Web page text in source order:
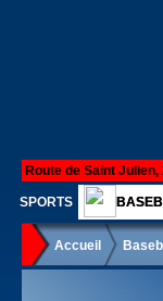
Route de Saint
SPORTS
Accueil